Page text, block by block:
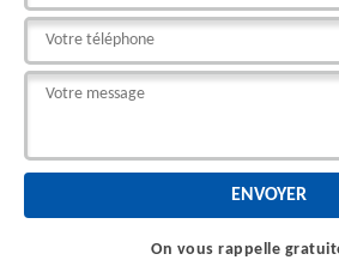
On vous rappelle